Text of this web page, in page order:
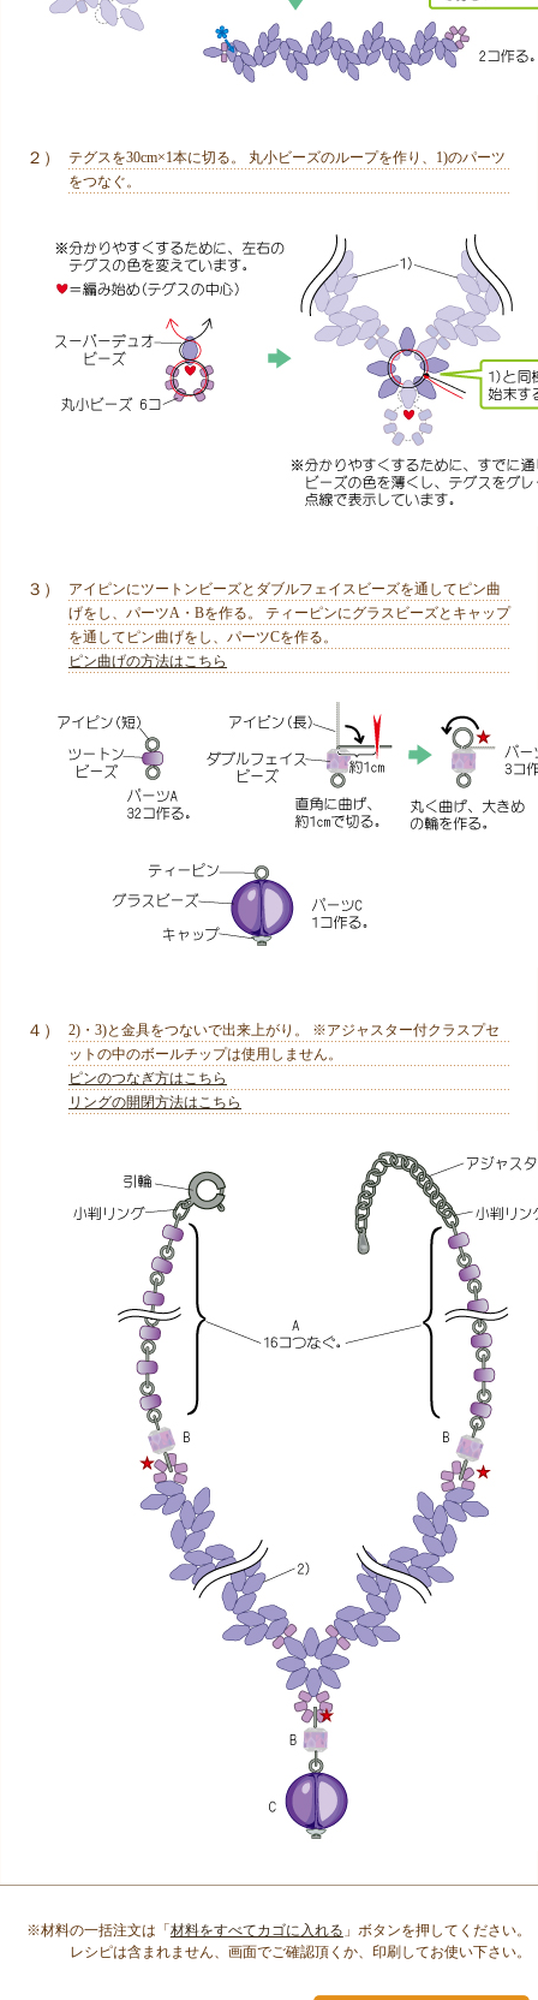
２）
テグスを30cm×1本に切る。 丸小ビーズのループを作り、1)のパーツ
をつなぐ。
３）
アイピンにツートンビーズとダブルフェイスビーズを通してピン曲
げをし、パーツA・Bを作る。 ティーピンにグラスビーズとキャップ
を通してピン曲げをし、パーツCを作る。
ピン曲げの方法はこちら
４）
2)・3)と金具をつないで出来上がり。 ※アジャスター付クラスプセ
ットの中のボールチップは使用しません。
ピンのつなぎ方はこちら
リングの開閉方法はこちら
※材料の一括注文は「材料をすべてカゴに入れる 」ボタンを押してください。
レシピは含まれません、画面でご確認頂くか、印刷してお使い下さい。